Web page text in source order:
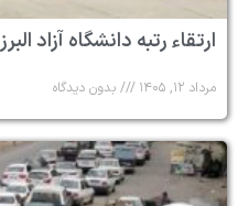
ارتقاء رتبه دانشگاه آزاد البرز
مرداد ۱۲, ۱۴۰۵ بدون دیدگاه